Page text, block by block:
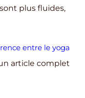
plus fluides,
entre le yoga
article complet